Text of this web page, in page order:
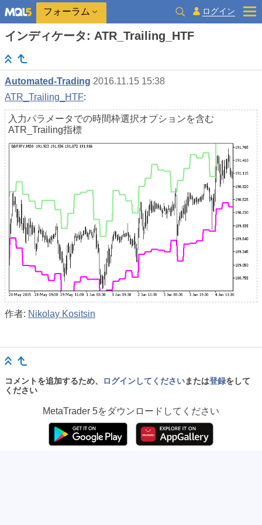
フォーラム ログイン
インディケータ: ATR_Trailing_HTF
Automated-Trading 2016.11.15 15:38
ATR_Trailing_HTF:
入力パラメータでの時間枠選択オプションを含む
ATR_Trailing指標
作者: Nikolay Kositsin
コメントを追加するため、 ログインしてくださいまたは登録をして
ください
MetaTrader 5をダウンロードしてください